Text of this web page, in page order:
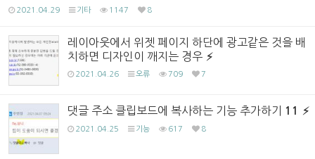
2021.04.29 기타 1147 8
레이아웃에서 위젯 페이지 하단에 광고같은 것을 배
치하면 디자인이 깨지는 경우
2021.04.26 오류 709 7
댓글 주소 클립보드에 복사하는 기능 추가하기 11
2021.04.25 기능 617 8